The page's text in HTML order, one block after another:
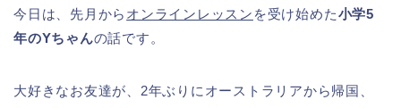
今日は、先月から オンラインレッスン を受け始めた小学5
年のYちゃんの話です。
大好きなお友達が、2年ぶりにオーストラリアから帰国、